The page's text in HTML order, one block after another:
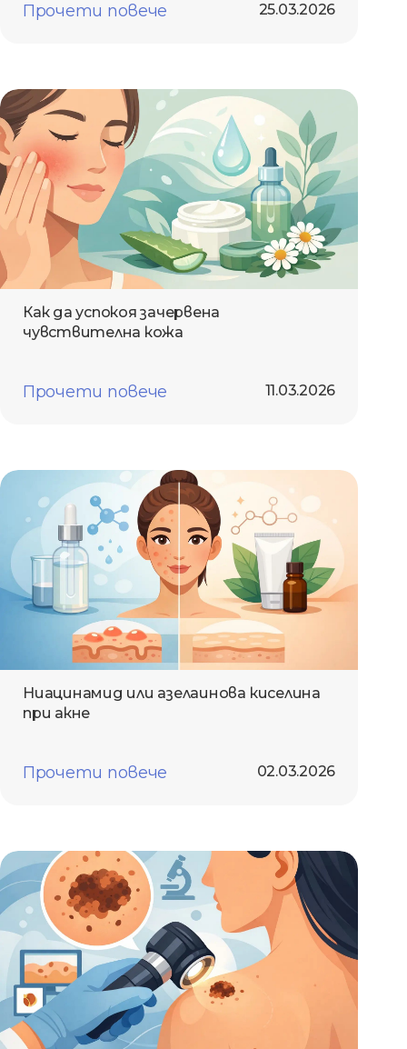
25.03.2026
Прочети повече
Как да успокоя зачервена
чувствителна кожа
11.03.2026
Прочети повече
Ниацинамид или азелаинова киселина
при акне
02.03.2026
Прочети повече